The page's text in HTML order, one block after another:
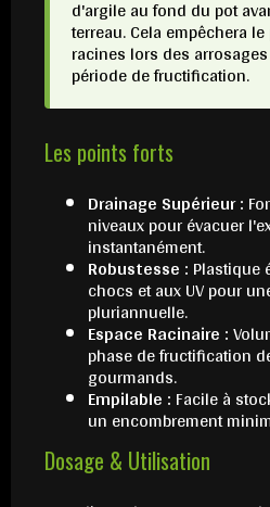
d'argile au fond du pot
terreau. Cela empêchera
racines lors des
période de fructification.
Les points forts
Drainage Supérieur :
niveaux pour évacuer
instantanément.
Robustesse : Plastique
chocs et aux UV pour
pluriannuelle.
Espace Racinaire :
phase de fructification
gourmands.
Empilable : Facile à
un encombrement
Dosage & Utilisation